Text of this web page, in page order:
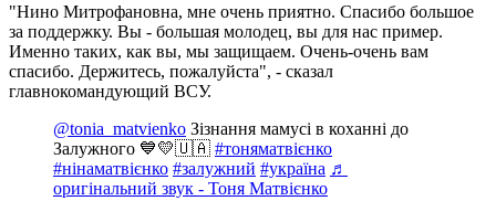
"Нино Митрофановна, мне очень приятно. Спасибо большое
за поддержку. Вы - большая молодец, вы для нас пример.
Именно таких, как вы, мы защищаем. Очень-очень вам
спасибо. Держитесь, пожалуйста", - сказал
главнокомандующий ВСУ.
@tonia_matvienko Зізнання мамусі в коханні до
Залужного 💙💛🇺🇦 #тоняматвієнко
#нінаматвієнко #залужний #україна ♬
оригінальний звук - Тоня Матвієнко